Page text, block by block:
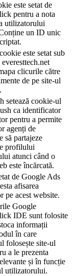
este setat de
pentru a nota
utilizatorului
un ID unic
este setat sub
clicurile către
de pe site-ul
setează cookie-ul
ca identificator
pentru a permite
agenți de
să partajeze
profilului
atunci când o
este încărcată.
de Google Ads
afisarea
pe acest website.
Google
IDE sunt folosite
informații
în care
folosește site-ul
a le prezenta
și în funcție
utilizatorului.